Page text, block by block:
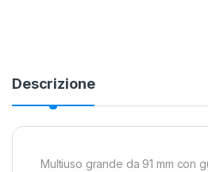
Descrizione
Multiuso grande da 91 mm con